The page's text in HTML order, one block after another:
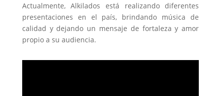
Actualmente, Alkilados está realizando diferentes
presentaciones en el país, brindando música de
calidad y dejando un mensaje de fortaleza y amor
propio a su audiencia.